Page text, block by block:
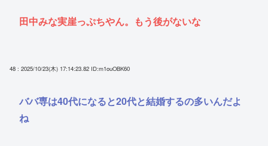
田中みな実崖っぷちやん。もう後がないな
48 : 2025/10/23(木) 17:14:23.82 ID:m1ouOBK60
ババ専は40代になると20代と結婚するの多いんだよ
ね